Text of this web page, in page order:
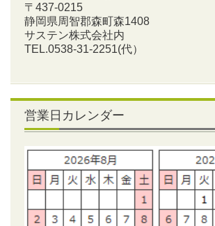
〒437-0215
静岡県周智郡森町森1408
サステン株式会社内
TEL.0538-31-2251(代）
営業日カレンダー